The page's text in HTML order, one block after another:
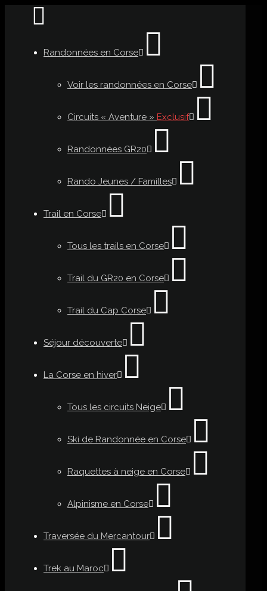
Randonnées en Corse
Voir les randonnées en Corse
Circuits « Aventure » Exclusif
Randonnées GR20
Rando Jeunes / Familles
Trail en Corse
Tous les trails en Corse
Trail du GR20 en Corse
Trail du Cap Corse
Séjour découverte
La Corse en hiver
Tous les circuits Neige
Ski de Randonnée en Corse
Raquettes à neige en Corse
Alpinisme en Corse
Traversée du Mercantour
Trek au Maroc